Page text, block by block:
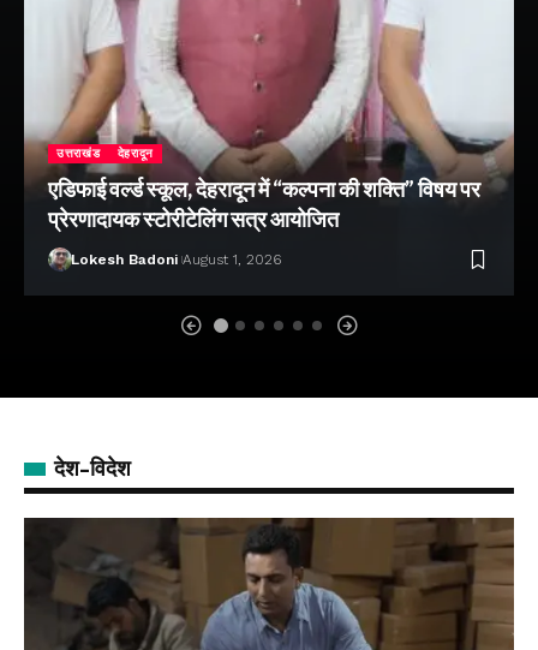
उत्तराखंड देहरादून
एडिफाई वर्ल्ड स्कूल, देहरादून में “कल्पना की शक्ति” विषय पर
प्रेरणादायक स्टोरीटेलिंग सत्र आयोजित
Lokesh Badoni August 1, 2026
देश-विदेश